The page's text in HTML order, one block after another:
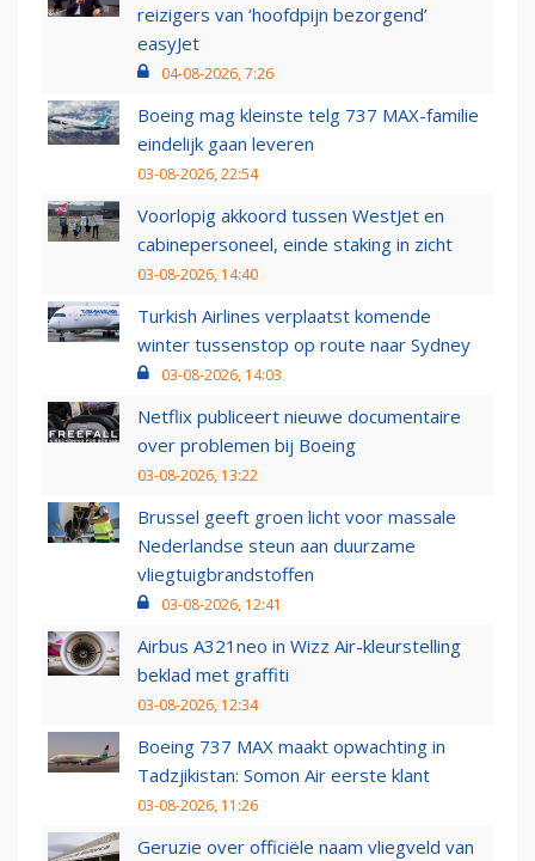
reizigers van ‘hoofdpijn bezorgend’
easyJet
04-08-2026, 7:26
Boeing mag kleinste telg 737 MAX-familie
eindelijk gaan leveren
03-08-2026, 22:54
Voorlopig akkoord tussen WestJet en
cabinepersoneel, einde staking in zicht
03-08-2026, 14:40
Turkish Airlines verplaatst komende
winter tussenstop op route naar Sydney
03-08-2026, 14:03
Netflix publiceert nieuwe documentaire
over problemen bij Boeing
03-08-2026, 13:22
Brussel geeft groen licht voor massale
Nederlandse steun aan duurzame
vliegtuigbrandstoffen
03-08-2026, 12:41
Airbus A321neo in Wizz Air-kleurstelling
beklad met graffiti
03-08-2026, 12:34
Boeing 737 MAX maakt opwachting in
Tadzjikistan: Somon Air eerste klant
03-08-2026, 11:26
Geruzie over officiële naam vliegveld van